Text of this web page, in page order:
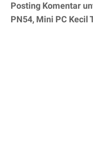
Posting Komentar
PN54, Mini PC Kecil